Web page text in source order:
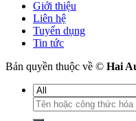
Giới thiệu
Liên hệ
Tuyển dụng
Tin tức
Bản quyền thuộc về © Hai
Tìm
kiếm: